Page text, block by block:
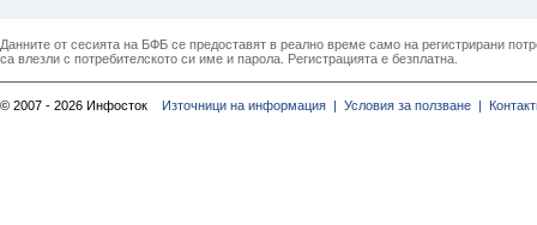
Данните от сесията на БФБ се предоставят в реално време само на регистрирани
са влезли с потребителското си име и парола. Регистрацията е безплатна.
© 2007 - 2026 Инфосток Източници на информация | Условия за ползване |